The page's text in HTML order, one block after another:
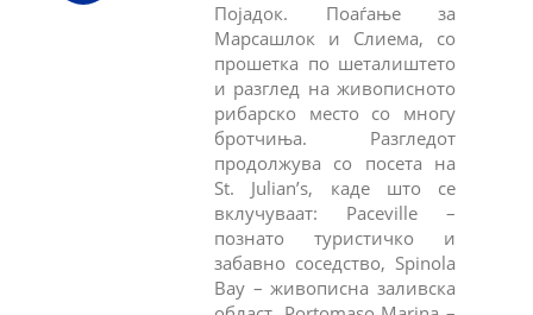
Појадок. Поаѓање за
Марсашлок и Слиема, со
прошетка по шеталиштето
и разглед на живописното
рибарско место со многу
бротчиња. Разгледот
продолжува со посета на
St. Julian’s, каде што се
вклучуваат: Paceville –
познато туристичко и
забавно соседство, Spinola
Bay – живописна заливска